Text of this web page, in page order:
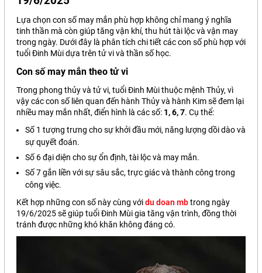
Lựa chọn con số may mắn phù hợp không chỉ mang ý nghĩa
tinh thần mà còn giúp tăng vận khí, thu hút tài lộc và vận may
trong ngày. Dưới đây là phân tích chi tiết các con số phù hợp với
tuổi Đinh Mùi dựa trên tử vi và thần số học.
Con số may mắn theo tử vi
Trong phong thủy và tử vi, tuổi Đinh Mùi thuộc mệnh Thủy, vì
vậy các con số liên quan đến hành Thủy và hành Kim sẽ đem lại
nhiều may mắn nhất, điển hình là các số: 1, 6, 7. Cụ thể:
Số 1 tượng trưng cho sự khởi đầu mới, năng lượng dồi dào và
sự quyết đoán.
Số 6 đại diện cho sự ổn định, tài lộc và may mắn.
Số 7 gắn liền với sự sâu sắc, trực giác và thành công trong
công việc.
Kết hợp những con số này cùng vớidu doan mbtrong ngày
19/6/2025 sẽ giúp tuổi Đinh Mùi gia tăng vận trình, đồng thời
tránh được những khó khăn không đáng có.